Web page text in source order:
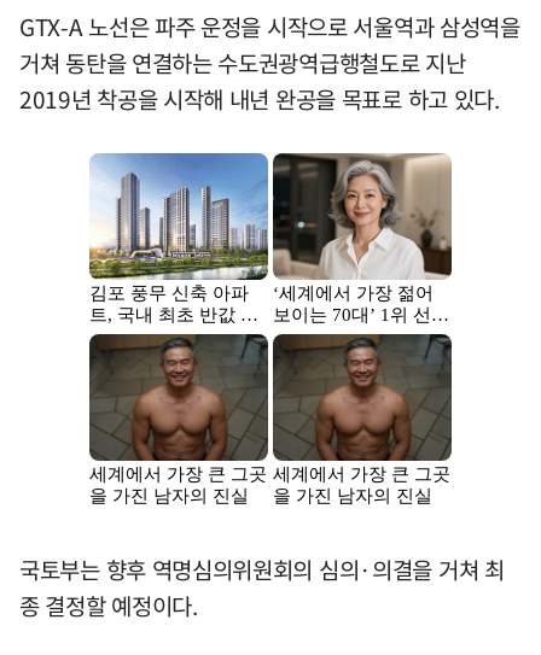
GTX-A 노선은 파주 운정을 시작으로 서울역과 삼성역을
거쳐 동탄을 연결하는 수도권광역급행철도로 지난
2019년 착공을 시작해 내년 완공을 목표로 하고 있다.
국토부는 향후 역명심의위원회의 심의·의결을 거쳐 최
종 결정할 예정이다.